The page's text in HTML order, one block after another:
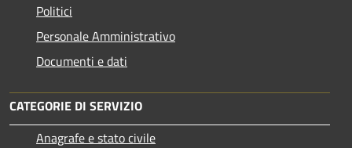
Politici
Personale Amministrativo
Documenti e dati
CATEGORIE DI SERVIZIO
Anagrafe e stato civile